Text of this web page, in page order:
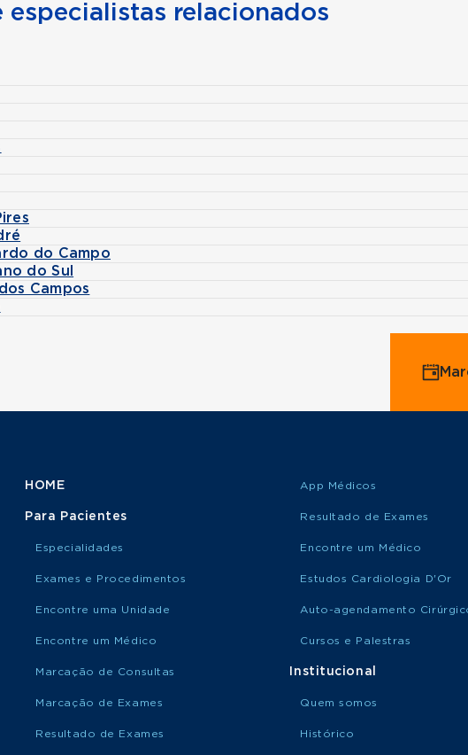
especialistas relacionados
do Campo
do Sul
Campos
HOME
Para Pacientes
Especialidades
Exames e Procedimentos
Encontre uma Unidade
Encontre um Médico
Marcação de Consultas
Marcação de Exames
Resultado de Exames
App Médicos
Resultado de Exames
Encontre um Médico
Estudos Cardiologia D'Or
Auto-agendamento
Cursos e Palestras
Institucional
Quem somos
Histórico